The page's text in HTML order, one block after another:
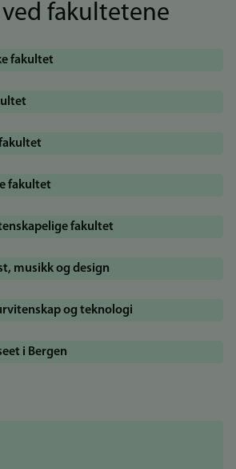
fakultetene
fakultet
fakultet
fakultet
musikk og design
og teknologi
i Bergen